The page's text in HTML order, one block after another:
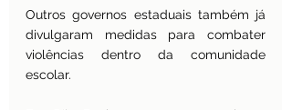
Outros governos estaduais também já
divulgaram medidas para combater
violências dentro da comunidade
escolar.